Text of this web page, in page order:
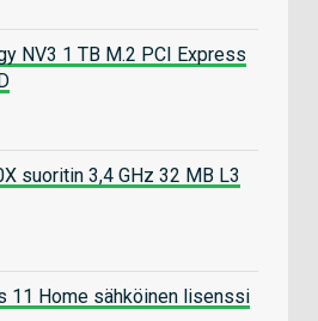
NV3 1 TB M.2 PCI Express
suoritin 3,4 GHz 32 MB L3
11 Home sähköinen lisenssi